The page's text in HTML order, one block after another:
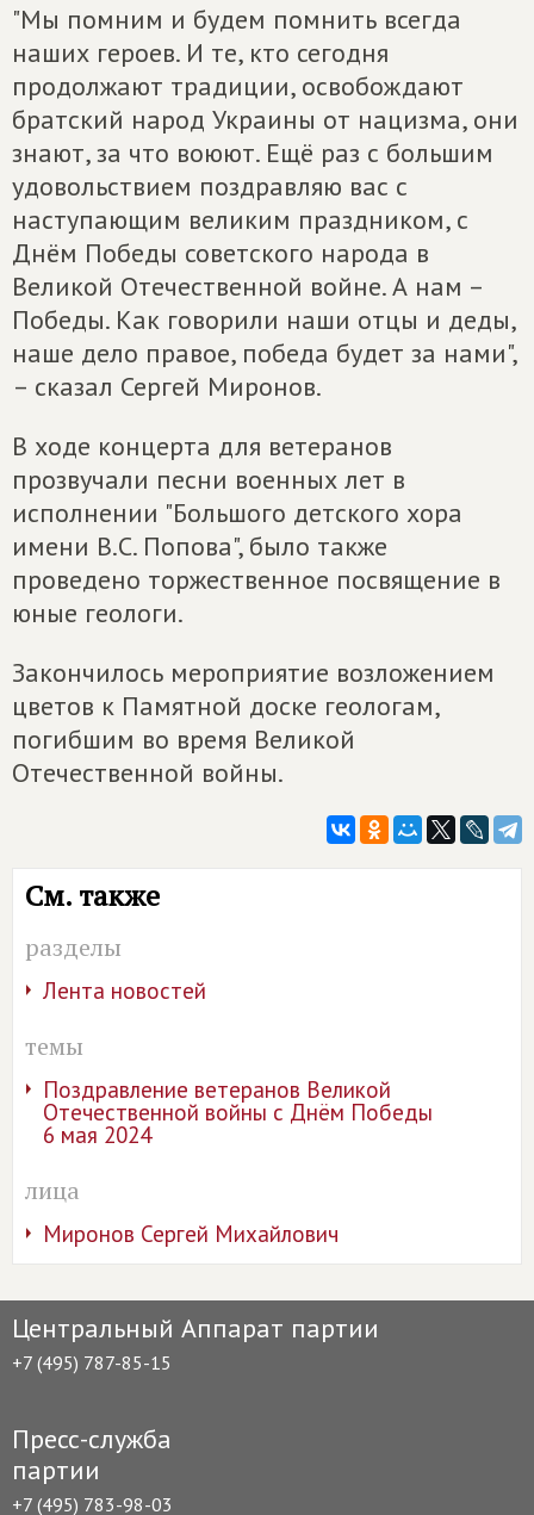
"Мы помним и будем помнить всегда
наших героев. И те, кто сегодня
продолжают традиции, освобождают
братский народ Украины от нацизма, они
знают, за что воюют. Ещё раз с большим
удовольствием поздравляю вас с
наступающим великим праздником, с
Днём Победы советского народа в
Великой Отечественной войне. А нам –
Победы. Как говорили наши отцы и деды,
наше дело правое, победа будет за нами",
– сказал Сергей Миронов.
В ходе концерта для ветеранов
прозвучали песни военных лет в
исполнении "Большого детского хора
имени В.С. Попова", было также
проведено торжественное посвящение в
юные геологи.
Закончилось мероприятие возложением
цветов к Памятной доске геологам,
погибшим во время Великой
Отечественной войны.
См. также
разделы
Лента новостей
темы
Поздравление ветеранов Великой
Отечественной войны с Днём Победы
6 мая 2024
лица
Миронов Сергей Михайлович
Центральный Аппарат партии
+7 (495) 787-85-15
Пресс-служба
партии
+7 (495) 783-98-03